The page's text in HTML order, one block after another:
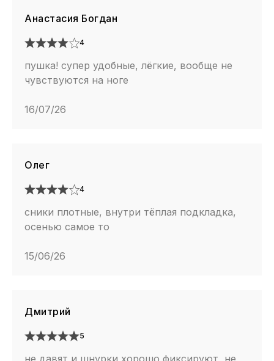
Анастасия Богдан
4
пушка! супер удобные, лёгкие, вообще не
чувствуются на ноге
16/07/26
Олег
4
сники плотные, внутри тёплая подкладка,
осенью самое то
15/06/26
Дмитрий
5
не давят и шнурки хорошо фиксируют, не